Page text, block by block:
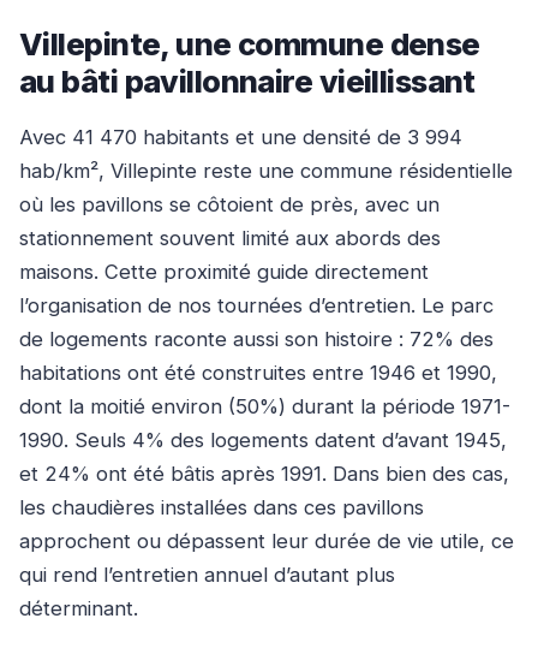
Villepinte, une commune dense
au bâti pavillonnaire vieillissant
Avec 41 470 habitants et une densité de 3 994
hab/km², Villepinte reste une commune résidentielle
où les pavillons se côtoient de près, avec un
stationnement souvent limité aux abords des
maisons. Cette proximité guide directement
l’organisation de nos tournées d’entretien. Le parc
de logements raconte aussi son histoire : 72% des
habitations ont été construites entre 1946 et 1990,
dont la moitié environ (50%) durant la période 1971-
1990. Seuls 4% des logements datent d’avant 1945,
et 24% ont été bâtis après 1991. Dans bien des cas,
les chaudières installées dans ces pavillons
approchent ou dépassent leur durée de vie utile, ce
qui rend l’entretien annuel d’autant plus
déterminant.